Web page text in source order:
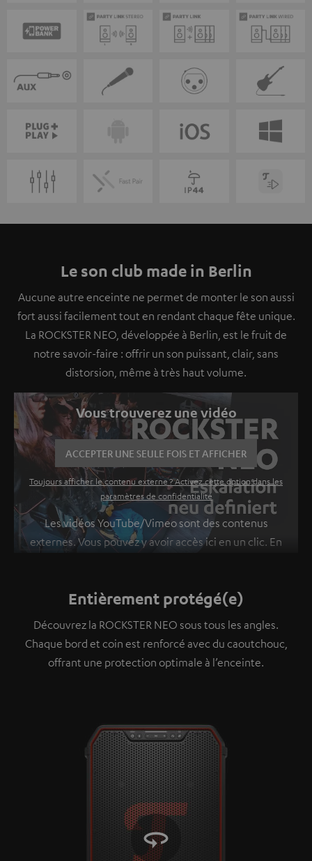
Le son club made in Berlin
Aucune autre enceinte ne permet de monter le son aussi
fort aussi facilement tout en rendant chaque fête unique.
La ROCKSTER NEO, développée à Berlin, est le fruit de
notre savoir-faire : offrir un son puissant, clair, sans
distorsion, même à très haut volume.
Vous trouverez une vidéo
ACCEPTER UNE SEULE FOIS ET AFFICHER
Toujours afficher le contenu externe ? Activez cette option dans les
paramètres de confidentialité
Les vidéos YouTube/Vimeo sont des contenus
externes. Vous pouvez y avoir accès ici en un clic. En
extérieurs. Les données individuelles peuvent être
transmises à une plateforme tierce.
Vous en
apprendrez davantage dans notre politique de
confidentialité
Entièrement protégé(e)
Découvrez la ROCKSTER NEO sous tous les angles.
Chaque bord et coin est renforcé avec du caoutchouc,
offrant une protection optimale à l’enceinte.